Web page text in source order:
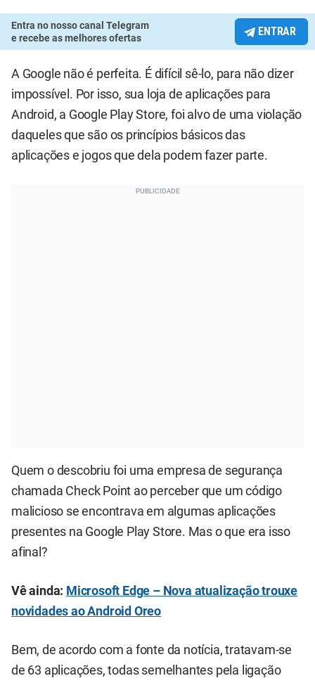
Entra no nosso canal Telegram
e recebe as melhores ofertas
ENTRAR
A Google não é perfeita. É difícil sê-lo, para não dizer
impossível. Por isso, sua loja de aplicações para
Android, a Google Play Store, foi alvo de uma violação
daqueles que são os princípios básicos das
aplicações e jogos que dela podem fazer parte.
Quem o descobriu foi uma empresa de segurança
chamada Check Point ao perceber que um código
malicioso se encontrava em algumas aplicações
presentes na Google Play Store. Mas o que era isso
afinal?
Vê ainda: Microsoft Edge – Nova atualização trouxe
novidades ao Android Oreo
Bem, de acordo com a fonte da notícia, tratavam-se
de 63 aplicações, todas semelhantes pela ligação